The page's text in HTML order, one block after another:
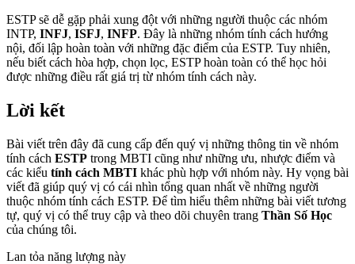
ESTP sẽ dễ gặp phải xung đột với những người thuộc các nhóm
INTP, INFJ, ISFJ, INFP. Đây là những nhóm tính cách hướng
nội, đối lập hoàn toàn với những đặc điểm của ESTP. Tuy nhiên,
nếu biết cách hòa hợp, chọn lọc, ESTP hoàn toàn có thể học hỏi
được những điều rất giá trị từ nhóm tính cách này.
Lời kết
Bài viết trên đây đã cung cấp đến quý vị những thông tin về nhóm
tính cách ESTP trong MBTI cũng như những ưu, nhược điểm và
các kiểu tính cách MBTI khác phù hợp với nhóm này. Hy vọng bài
viết đã giúp quý vị có cái nhìn tổng quan nhất về những người
thuộc nhóm tính cách ESTP. Để tìm hiểu thêm những bài viết tương
tự, quý vị có thể truy cập và theo dõi chuyên trang Thần Số Học
của chúng tôi.
Lan tỏa năng lượng này